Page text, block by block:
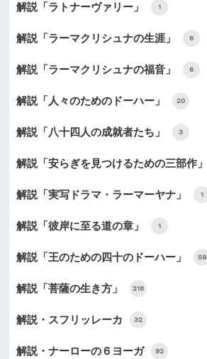
解説「ラトナーヴァリー」 1
解説「ラーマクリシュナの生涯」 6
解説「ラーマクリシュナの福音」 6
解説「人々のためのドーハー」 20
解説「八十四人の成就者たち」 3
解説「安らぎを見つけるための三部作」
解説「実写ドラマ・ラーマーヤナ」 1
解説「彼岸に至る道の章」 1
解説「王のための四十のドーハー」 59
解説「菩薩の生き方」 218
解説・スフリッレーカ 32
解説・ナーローの６ヨーガ 92